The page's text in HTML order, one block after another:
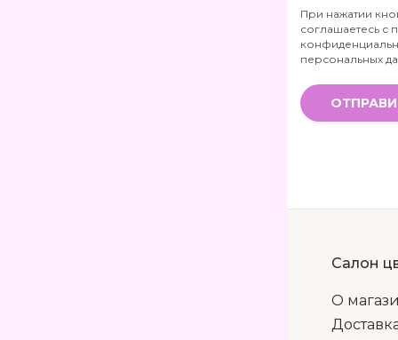
Телефон
*
При нажатии
соглашаетесь с
персональных
Салон
О